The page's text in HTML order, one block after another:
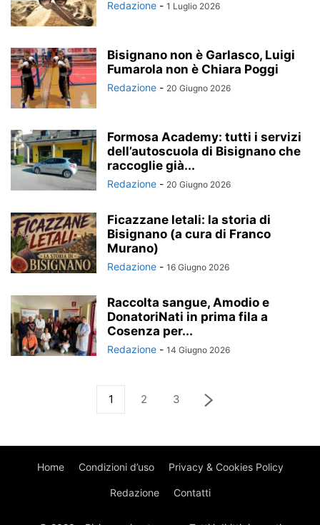
Redazione - 1 Luglio 2026
Bisignano non è Garlasco, Luigi
Fumarola non è Chiara Poggi
Redazione - 20 Giugno 2026
Formosa Academy: tutti i servizi
dell’autoscuola di Bisignano che
raccoglie già...
Redazione - 20 Giugno 2026
Ficazzane letali: la storia di
Bisignano (a cura di Franco
Murano)
Redazione - 16 Giugno 2026
Raccolta sangue, Amodio e
DonatoriNati in prima fila a
Cosenza per...
Redazione - 14 Giugno 2026
1 2 3
Home Condizioni d’uso Privacy & Cookies Policy
Redazione Contatti